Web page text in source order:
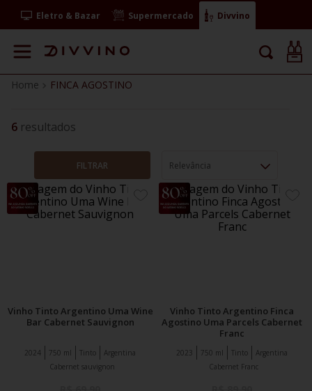
Eletro & Bazar Supermercado Divvino
FINCA AGOSTINO
6
FILTRAR Relevância
29%
OFF
ADICIONE
FAVORITOS
Vinho Tinto Argentino Uma Wine
Bar Cabernet Sauvignon
Tinto Argentina
2024
750 ml
Cabernet sauvignon
11%
OFF
Vinho Tinto Argentino Finca
Agostino Uma Parcels Cabernet
Franc
Tinto Argentina
2023
750 ml
Cabernet Franc